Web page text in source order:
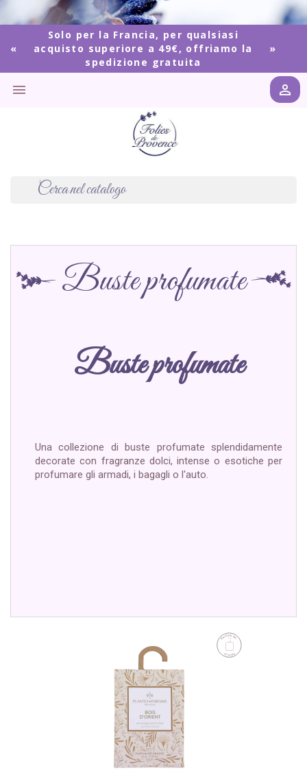
Solo per la Francia, per qualsiasi
acquisto superiore a 49€, offriamo la
spedizione gratuita
 
Buste profumate
Buste profumate
Una collezione di buste profumate splendidamente
decorate con fragranze dolci, intense o esotiche per
profumare gli armadi, i bagagli o l'auto.